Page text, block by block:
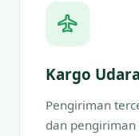
Kargo Udara
Pengiriman
dan